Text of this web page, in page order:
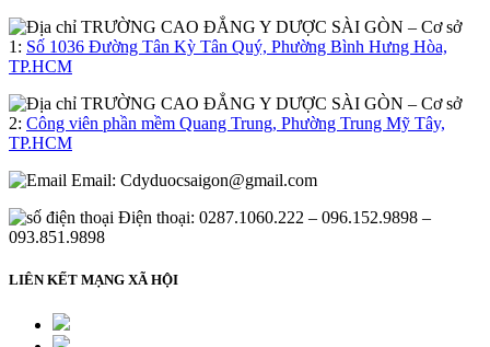
– Cơ sở
1: Số 1036 Đường Tân Kỳ Tân Quý, Phường Bình Hưng Hòa,
TP.HCM
– Cơ sở
2: Công viên phần mềm Quang Trung, Phường Trung Mỹ Tây,
TP.HCM
Email: Cdyduocsaigon@gmail.com
Điện thoại: 0287.1060.222 – 096.152.9898 –
093.851.9898
LIÊN KẾT MẠNG XÃ HỘI